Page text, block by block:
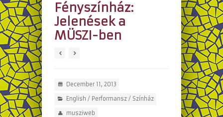
go to...
Fényszínház:
Jelenések a
MÜSZI-ben
December 11, 2013
English / Performansz/ Színház
musziweb